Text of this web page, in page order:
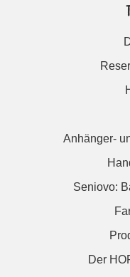
Anhänger-
Seniovo:
Der